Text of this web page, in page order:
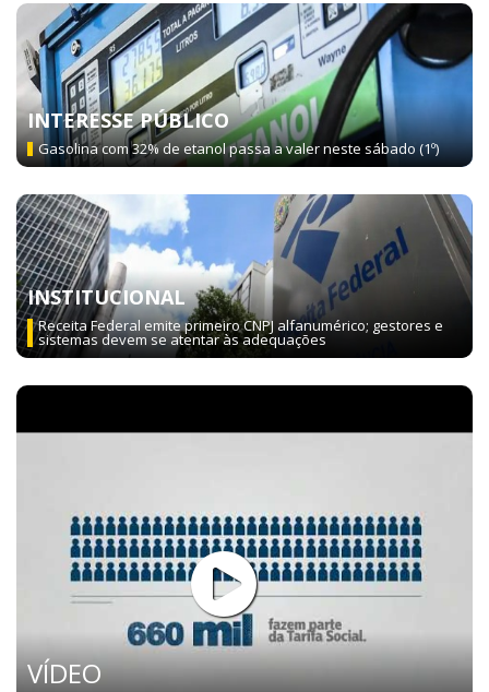
INTERESSE PÚBLICO
Gasolina com 32% de etanol passa a valer neste sábado (1º)
INSTITUCIONAL
Receita Federal emite primeiro CNPJ alfanumérico; gestores e
sistemas devem se atentar às adequações
VÍDEO